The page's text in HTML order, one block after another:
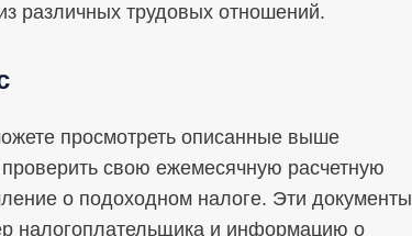
различных трудовых отношений.
просмотреть описанные выше
свою ежемесячную расчетную
о подоходном налоге. Эти документы
налогоплательщика и информацию о